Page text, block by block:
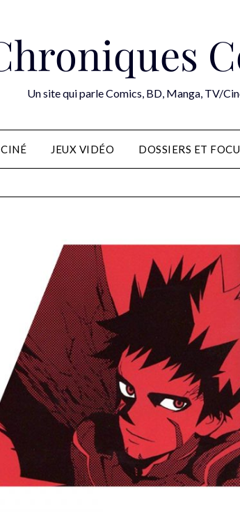
Un site qui parle Comics, BD, Manga, TV/
JEUX VIDÉO DOSSIERS ET